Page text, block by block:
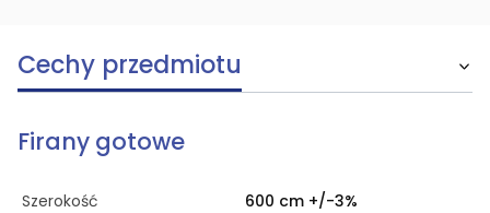
Cechy przedmiotu
Firany gotowe
Szerokość
600 cm +/-3%